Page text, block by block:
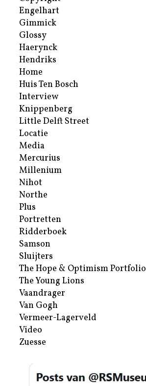
Engelhart
Gimmick
Glossy
Haerynck
Hendriks
Home
Huis Ten Bosch
Interview
Knippenberg
Little Delft Street
Locatie
Media
Mercurius
Millenium
Nihot
Northe
Plus
Portretten
Ridderboek
Samson
Sluijters
The Hope & Optimism Portfolio
The Young Lions
Vaandrager
Van Gogh
Vermeer-Lagerveld
Video
Zuesse